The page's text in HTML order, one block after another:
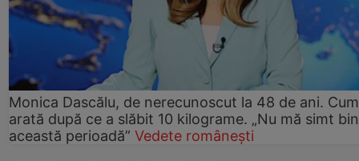
Monica Dascălu, de nerecunoscut la 48 de ani. Cum
arată după ce a slăbit 10 kilograme. „Nu mă simt
această perioadă” Vedete românești